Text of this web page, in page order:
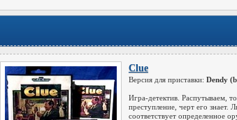
Clue
Версия для приставки: Dendy
Игра-детектив. Распутываем,
преступление, черт его знает.
соответствует определенное